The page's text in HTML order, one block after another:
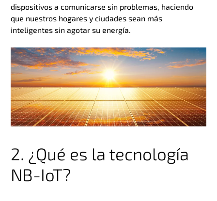
dispositivos a comunicarse sin problemas, haciendo
que nuestros hogares y ciudades sean más
inteligentes sin agotar su energía.
2. ¿Qué es la tecnología
NB-IoT?